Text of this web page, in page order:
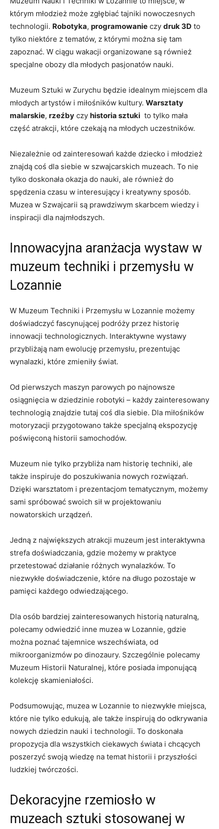
którym⁣ młodzież może zgłębiać tajniki ‌nowoczesnych
technologii.​ Robotyka, programowanie czy druk⁤ 3D to
tylko niektóre z tematów, z którymi ⁢można się tam
‌zapoznać. W ciągu ⁢wakacji organizowane są również
specjalne ‌obozy dla młodych⁤ pasjonatów nauki.
Muzeum⁤ Sztuki w Zurychu⁣ będzie idealnym ‍miejscem‌ dla
‍młodych‌ artystów i miłośników kultury. Warsztaty
malarskie, rzeźby czy historia​ sztuki ‍ to tylko‌ mała
część atrakcji, które czekają na‌ młodych uczestników.
Niezależnie od⁢ zainteresowań każde ‍dziecko i młodzież⁢
znajdą coś⁣ dla ​siebie ​w szwajcarskich muzeach. To nie ​
tylko doskonała okazja do nauki, ale również do
‍spędzenia czasu ​w interesujący ‌i kreatywny sposób. ​
Muzea w Szwajcarii są prawdziwym skarbcem ⁢wiedzy i
inspiracji dla najmłodszych.
Innowacyjna ‍aranżacja wystaw w
muzeum techniki​ i przemysłu w
Lozannie
W Muzeum Techniki i Przemysłu w Lozannie możemy ​
doświadczyć fascynującej​ podróży przez historię⁤
innowacji technologicznych. ‌Interaktywne wystawy
przybliżają nam ewolucję przemysłu, prezentując
wynalazki,​ które zmieniły świat.
Od pierwszych maszyn ⁤parowych⁤ po najnowsze
osiągnięcia w ‌dziedzinie robotyki – każdy zainteresowany
technologią znajdzie tutaj⁣ coś dla siebie. Dla miłośników
motoryzacji przygotowano ⁢także ⁢specjalną ekspozycję
poświęconą ‌historii samochodów.
Muzeum nie tylko ⁤przybliża⁢ nam historię techniki, ale
także inspiruje⁣ do poszukiwania nowych ‌rozwiązań.
Dzięki warsztatom i prezentacjom tematycznym, możemy
sami spróbować swoich sił ​w projektowaniu
nowatorskich urządzeń.
Jedną z największych atrakcji muzeum ​jest interaktywna
strefa‍ doświadczania, gdzie możemy w praktyce
przetestować działanie różnych wynalazków. To
niezwykłe ‍doświadczenie, które na długo pozostaje w
pamięci każdego odwiedzającego.
Dla osób bardziej zainteresowanych historią naturalną,‌
polecamy‌ odwiedzić​ inne​ muzea⁤ w ⁣Lozannie,‌ gdzie
można poznać tajemnice wszechświata, ​od
mikroorganizmów po dinozaury. Szczególnie polecamy
Muzeum Historii Naturalnej, które posiada⁢ imponującą
kolekcję skamieniałości.
Podsumowując, muzea w Lozannie​ to niezwykłe ⁣miejsca,
które nie ‍tylko edukują, ale⁣ także inspirują do odkrywania
nowych dziedzin nauki i technologii. To doskonała
propozycja dla wszystkich ciekawych świata i chcących
poszerzyć swoją wiedzę‍ na temat‍ historii i⁢ przyszłości⁢
ludzkiej⁤ twórczości.
Dekoracyjne rzemiosło w
muzeach sztuki stosowanej w